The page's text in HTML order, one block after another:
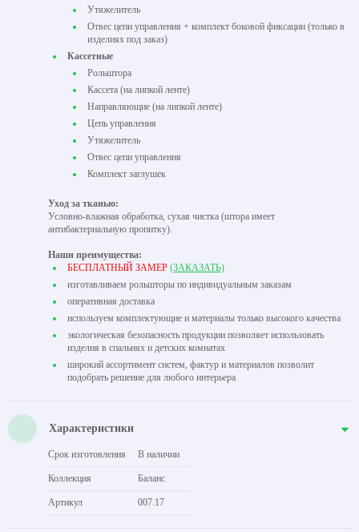
Утяжелитель
Отвес цепи управления + комплект боковой фиксации (только в
изделиях под заказ)
Кассетные
Рольштора
Кассета (на липкой ленте)
Направляющие (на липкой ленте)
Цепь управления
Утяжелитель
Отвес цепи управления
Комплект заглушек
Уход за тканью:
Условно-влажная обработка, сухая чистка (штора имеет
антибактериальную пропитку).
Наши преимущества:
БЕСПЛАТНЫЙ ЗАМЕР (ЗАКАЗАТЬ)
изготавливаем рольшторы по индивидуальным заказам
оперативная доставка
используем комплектующие и материалы только высокого качества
экологическая безопасность продукции позволяет использовать
изделия в спальнях и детских комнатах
широкий ассортимент систем, фактур и материалов позволит
подобрать решение для любого интерьера
Характеристики
Срок изготовления В наличии
Коллекция Баланс
Артикул 007.17